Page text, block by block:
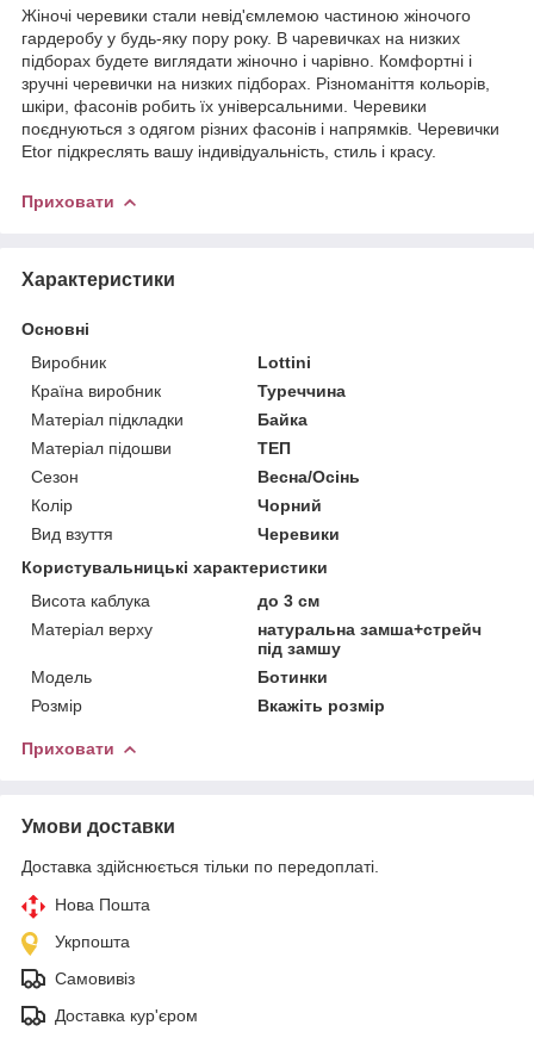
Жіночі черевики стали невід'ємлемою частиною жіночого
гардеробу у будь-яку пору року. В чаревичках на низких
підборах будете виглядати жіночно і чарівно. Комфортні і
зручні черевички на низких підборах. Різноманіття кольорів,
шкіри, фасонів робить їх універсальними. Черевики
поєднуються з одягом різних фасонів і напрямків. Черевички
Etor підкреслять вашу індивідуальність, стиль і красу.
Приховати
Характеристики
Основні
Виробник
Lottini
Країна виробник
Туреччина
Матеріал підкладки
Байка
Матеріал підошви
ТЕП
Сезон
Весна/Осінь
Колір
Чорний
Вид взуття
Черевики
Користувальницькі характеристики
Висота каблука
до 3 см
Матеріал верху
натуральна замша+стрейч
під замшу
Мoдель
Ботинки
Розмір
Вкажіть розмір
Приховати
Умови доставки
Доставка здійснюється тільки по передоплаті.
Нова Пошта
Укрпошта
Самовивіз
Доставка кур'єром